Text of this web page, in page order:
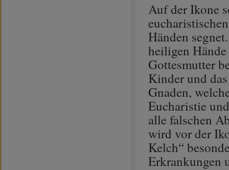
Auf der Ikone
Händen
heiligen
Gottesmutter
Kinder und
Gnaden,
Eucharistie
alle falschen
wird vor der
Kelch“
Erkrankungen